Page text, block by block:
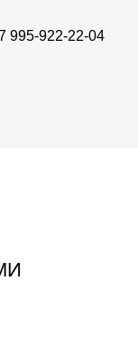
995-922-22-04